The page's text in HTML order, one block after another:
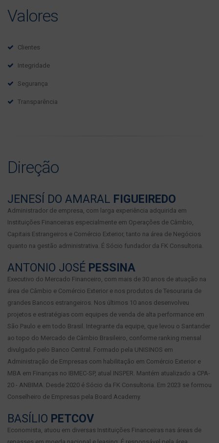
Valores
Clientes
Integridade
Segurança
Transparência
Direção
JENESÍ DO AMARAL FIGUEIREDO
Administrador de empresa, com larga experiência adquirida em
Instituições Financeiras especialmente em Operações de Câmbio,
Capitais Estrangeiros e Comércio Exterior, tanto na área de Negócios
quanto na gestão administrativa. É Sócio fundador da FK Consultoria.
ANTONIO JOSÉ PESSINA
Executivo do Mercado Financeiro, com mais de 30 anos de atuação na
área de Câmbio e Comércio Exterior e nos produtos de Tesouraria de
grandes Bancos estrangeiros. Nos últimos 10 anos desenvolveu
projetos e estratégias com equipes de venda de alta performance em
São Paulo e em todo Brasil. Integrante da equipe, que levou o Santander
ao topo do Mercado de Câmbio Brasileiro, conforme ranking mensal
divulgado pelo Banco Central. Formado pela UNISINOS em
Administração de Empresas com habilitação em Comércio Exterior e
MBA em Finanças no IBMEC-SP, atual INSPER. Mantém atualizado a CPA-
20 - ANBIMA. Desde 2020 é Sócio da FK Consultoria. Em 2023 se formou
Conselheiro de Empresas pela Board Academy.
BASÍLIO PETCOV
Economista, atuou em diversas Instituições Financeiras nas áreas de